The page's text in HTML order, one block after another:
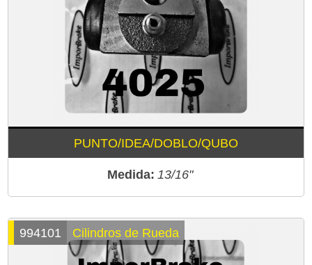
PUNTO/IDEA/DOBLO/QUBO
Medida: 13/16"
994101 Cilindros de Rueda